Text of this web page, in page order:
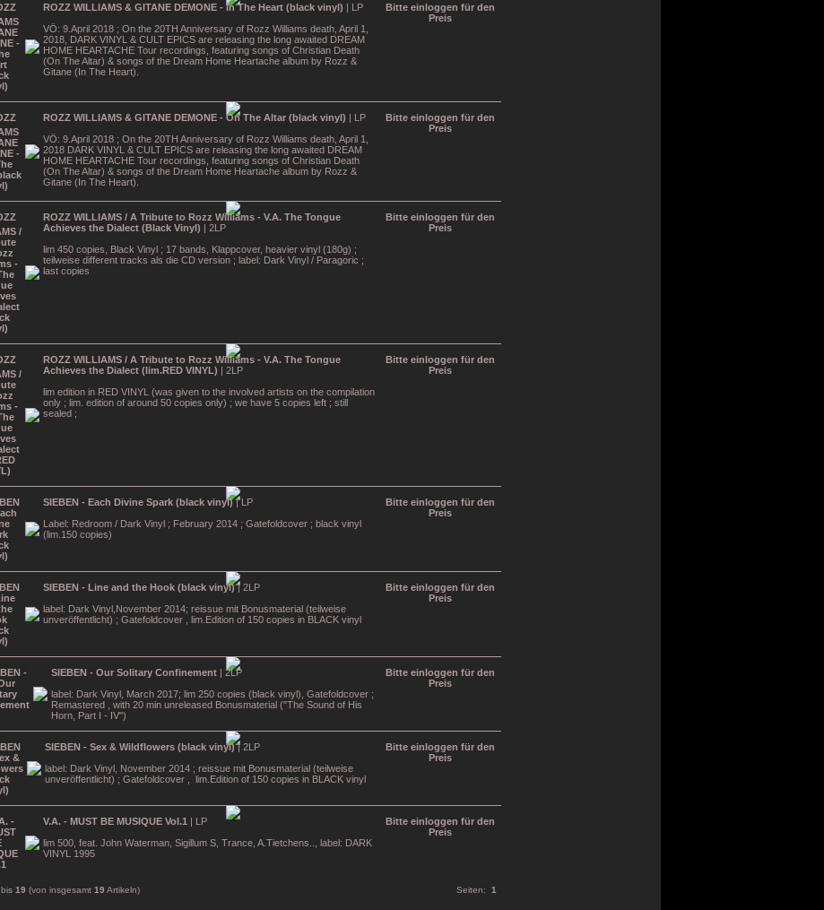
ROZZ WILLIAMS & GITANE DEMONE - In The Heart (black vinyl) | LP
VÖ: 9.April 2018 ; On the 20TH Anniversary of Rozz Williams death, April 1,
2018, DARK VINYL & CULT EPICS are releasing the long awaited DREAM
HOME HEARTACHE Tour recordings, featuring songs of Christian Death
(On The Altar) & songs of the Dream Home Heartache album by Rozz &
Gitane (In The Heart).
Bitte einloggen für den
Preis
ROZZ WILLIAMS & GITANE DEMONE - On The Altar (black vinyl) | LP
VÖ: 9.April 2018 ; On the 20TH Anniversary of Rozz Williams death, April 1,
2018 DARK VINYL & CULT EPICS are releasing the long awaited DREAM
HOME HEARTACHE Tour recordings, featuring songs of Christian Death
(On The Altar) & songs of the Dream Home Heartache album by Rozz &
Gitane (In The Heart).
Bitte einloggen für den
Preis
ROZZ WILLIAMS / A Tribute to Rozz Williams - V.A. The Tongue
Achieves the Dialect (Black Vinyl) | 2LP
lim 450 copies, Black Vinyl ; 17 bands, Klappcover, heavier vinyl (180g) ;
teilweise different tracks als die CD version ; label: Dark Vinyl / Paragoric ;
last copies
Bitte einloggen für den
Preis
ROZZ WILLIAMS / A Tribute to Rozz Williams - V.A. The Tongue
Achieves the Dialect (lim.RED VINYL) | 2LP
lim edition in RED VINYL (was given to the involved artists on the compilation
only ; lim. edition of around 50 copies only) ; we have 5 copies left ; still
sealed ;
Bitte einloggen für den
Preis
SIEBEN - Each Divine Spark (black vinyl)| LP
Label: Redroom / Dark Vinyl ; February 2014 ; Gatefoldcover ; black vinyl
(lim.150 copies)
Bitte einloggen für den
Preis
SIEBEN - Line and the Hook (black vinyl)| 2LP
label: Dark Vinyl,November 2014; reissue mit Bonusmaterial (teilweise
unveröffentlicht) ; Gatefoldcover , lim.Edition of 150 copies in BLACK vinyl
Bitte einloggen für den
Preis
SIEBEN - Our Solitary Confinement | 2LP
label: Dark Vinyl, March 2017; lim 250 copies (black vinyl), Gatefoldcover ;
Remastered , with 20 min unreleased Bonusmaterial ("The Sound of His
Horn, Part I - IV")
Bitte einloggen für den
Preis
SIEBEN - Sex & Wildflowers (black vinyl)| 2LP
label: Dark Vinyl, November 2014 ; reissue mit Bonusmaterial (teilweise
unveröffentlicht) ; Gatefoldcover , lim.Edition of 150 copies in BLACK vinyl
Bitte einloggen für den
Preis
V.A. - MUST BE MUSIQUE Vol.1 | LP
lim 500, feat. John Waterman, Sigillum S, Trance, A.Tietchens.., label: DARK
VINYL 1995
Bitte einloggen für den
Preis
bis 19 (von insgesamt 19 Artikeln) Seiten: 1